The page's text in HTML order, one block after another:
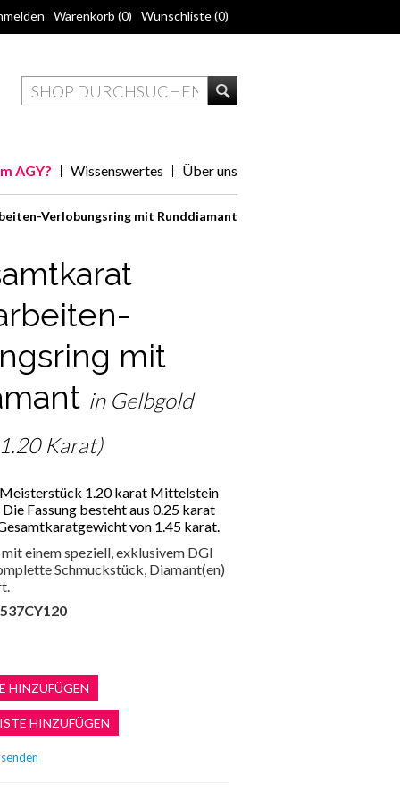
Warenkorb (0) Wunschliste(0)
Über uns
Wissenswertes
AGY?
Verlobungsring mit Runddiamant
mit
in Gelbgold
Karat)
Meisterstück 1.20 karat Mittelstein
Fassung besteht aus 0.25 karat
von 1.45 karat.
einem speziell, exklusivem DGI
Schmuckstück, Diamant(en)